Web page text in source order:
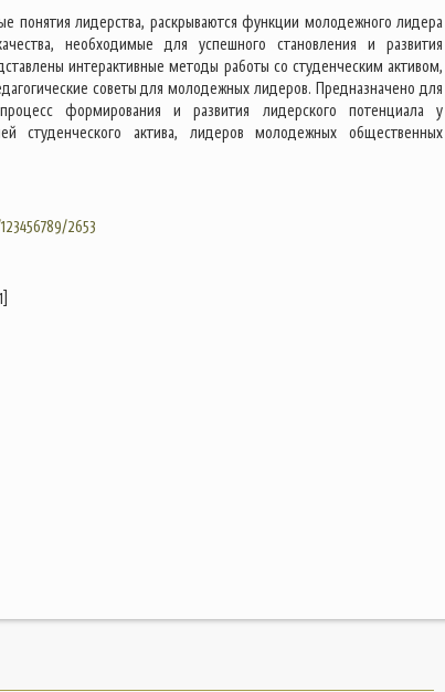
понятия лидерства, раскрываются функции молодежного лидера
необходимые для успешного становления и развития
интерактивные методы работы со студенческим активом,
советы для молодежных лидеров. Предназначено для
формирования и развития лидерского потенциала у
студенческого актива, лидеров молодежных общественных
2653